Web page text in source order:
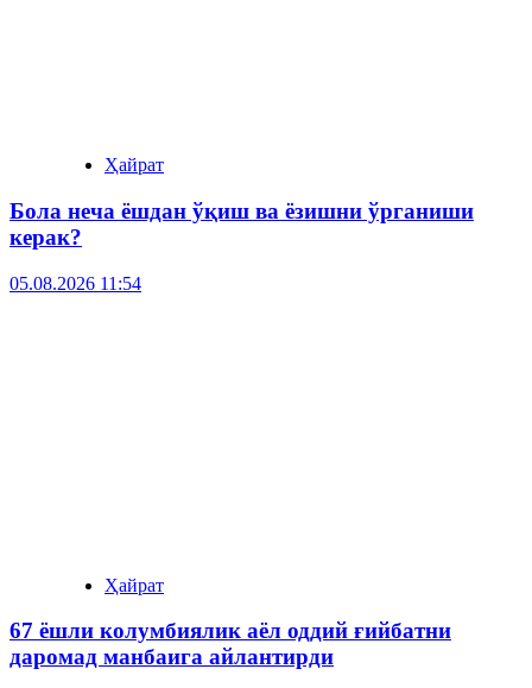
Ҳайрат
Бола неча ёшдан ўқиш ва ёзишни ўрганиши
керак?
05.08.2026 11:54
Ҳайрат
67 ёшли колумбиялик аёл оддий ғийбатни
даромад манбаига айлантирди